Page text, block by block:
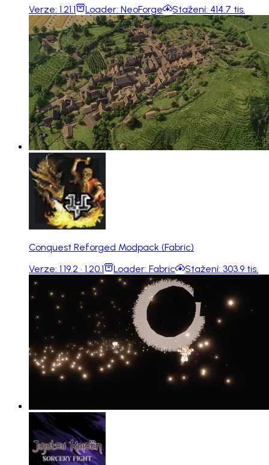
Verze: 1.21.1 Loader: NeoForge Stažení: 414.7 tis.
Conquest Reforged Modpack (Fabric)
Verze: 1.19.2 · 1.20.1 Loader: Fabric Stažení: 303.9 tis.